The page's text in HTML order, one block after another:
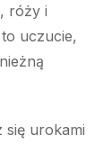
róży i
uczucie,
się urokami